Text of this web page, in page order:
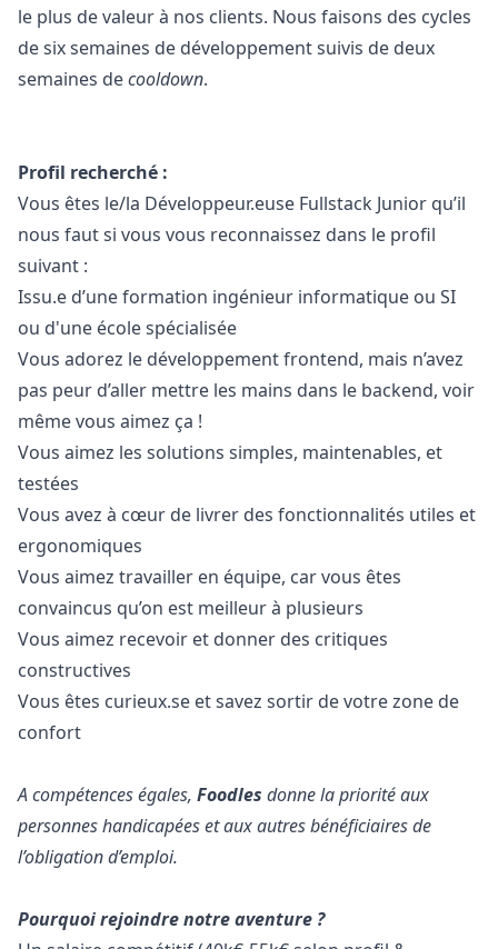
le plus de valeur à nos clients. Nous faisons des cycles
de six semaines de développement suivis de deux
semaines decooldown.
Profil recherché :
Vous êtes le/la Développeur.euse Fullstack Junior qu’il
nous faut si vous vous reconnaissez dans le profil
suivant :
Issu.e d’une formation ingénieur informatique ou SI
ou d'une école spécialisée
Vous adorez le développement frontend, mais n’avez
pas peur d’aller mettre les mains dans le backend, voir
même vous aimez ça !
Vous aimez les solutions simples, maintenables, et
testées
Vous avez à cœur de livrer des fonctionnalités utiles et
ergonomiques
Vous aimez travailler en équipe, car vous êtes
convaincus qu’on est meilleur à plusieurs
Vous aimez recevoir et donner des critiques
constructives
Vous êtes curieux.se et savez sortir de votre zone de
confort
A compétences égales, Foodles donne la priorité aux
personnes handicapées et aux autres bénéficiaires de
l’obligation d’emploi.
Pourquoi rejoindre notre aventure ?